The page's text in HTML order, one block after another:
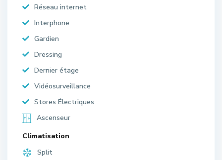
Réseau internet
Interphone
Gardien
Dressing
Dernier étage
Vidéosurveillance
Stores Électriques
Ascenseur
Climatisation
Split